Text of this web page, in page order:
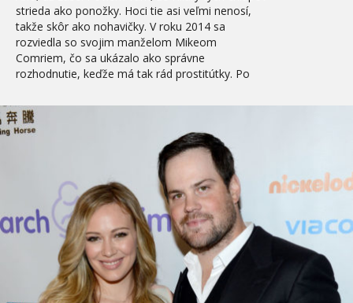
strieda ako ponožky. Hoci tie asi veľmi nenosí,
takže skôr ako nohavičky. V roku 2014 sa
rozviedla so svojim manželom Mikeom
Comriem, čo sa ukázalo ako správne
rozhodnutie, keďže má tak rád prostitútky. Po